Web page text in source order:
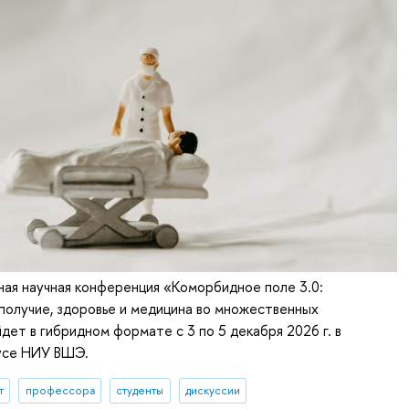
научная конференция «Коморбидное поле 3.0:
здоровье и медицина во множественных
в гибридном формате с 3 по 5 декабря 2026 г. в
НИУ ВШЭ.
профессора студенты дискуссии